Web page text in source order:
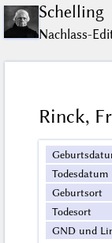
Schelling
Nachlass-
Rinck,
Todesdatum
Geburtsort
Todesort
GND und